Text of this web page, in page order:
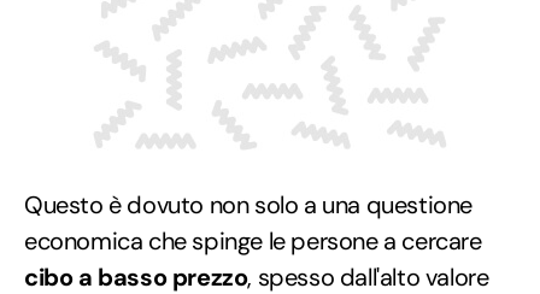
Questo è dovuto non solo a una questione
economica che spinge le persone a cercare
cibo a basso prezzo, spesso dall'alto valore